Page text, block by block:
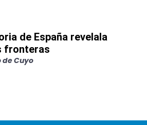
de España revelala
fronteras
de Cuyo